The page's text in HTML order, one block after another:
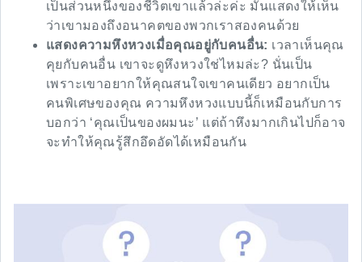
เป็นส่วนหนึ่งของชีวิตเขาแล้วล่ะค่ะ มันแสดงให้เห็น
ว่าเขามองถึงอนาคตของพวกเราสองคนด้วย
แสดงความหึงหวงเมื่อคุณอยู่กับคนอื่น: เวลาเห็นคุณ
คุยกับคนอื่น เขาจะดูหึงหวงใช่ไหมล่ะ? นั่นเป็น
เพราะเขาอยากให้คุณสนใจเขาคนเดียว อยากเป็น
คนพิเศษของคุณ ความหึงหวงแบบนี้ก็เหมือนกับการ
บอกว่า ‘คุณเป็นของผมนะ’ แต่ถ้าหึงมากเกินไปก็อาจ
จะทำให้คุณรู้สึกอึดอัดได้เหมือนกัน